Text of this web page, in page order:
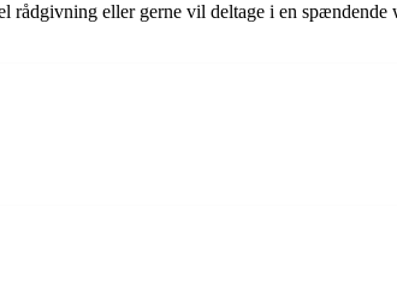
rådgivning eller gerne vil deltage i en